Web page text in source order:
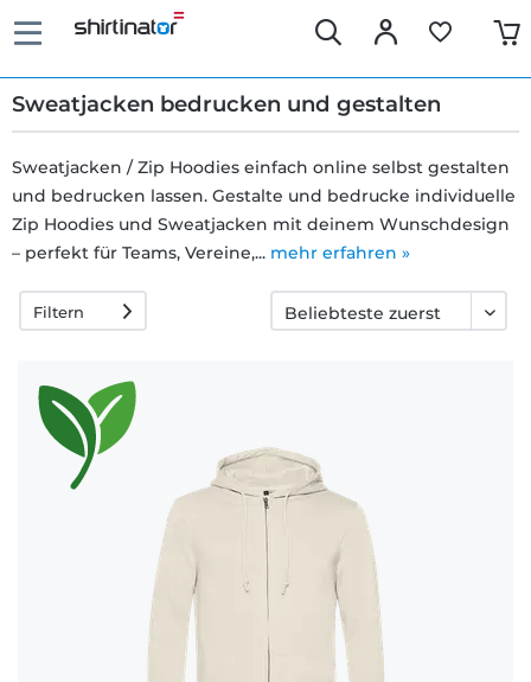
Sweatjacken bedrucken und gestalten
Schnelle
Lieferung
30 Tage
Rückgaberecht
Sweatjacken / Zip Hoodies einfach online selbst gestalten
und bedrucken lassen. Gestalte und bedrucke individuelle
Zip Hoodies und Sweatjacken mit deinem Wunschdesign
– perfekt für Teams, Vereine,... mehr erfahren »
Filtern